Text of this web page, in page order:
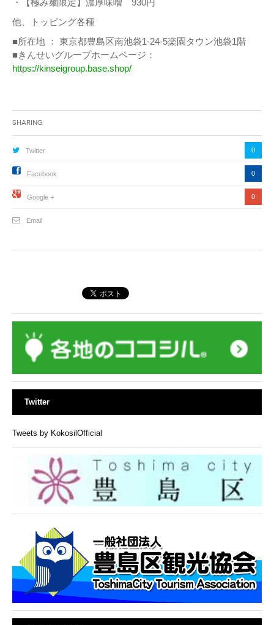
・【極み麺限定】濃厚味噌 930円
他、トッピング各種
■所在地 ： 東京都豊島区南池袋1-24-5楽園タウン池袋1階
■きんせいグループホームページ：
https://kinseigroup.base.shop/
Sharing
Twitter 0
Facebook 0
Google + 0
Email
Twitter
Tweets by KokosilOfficial